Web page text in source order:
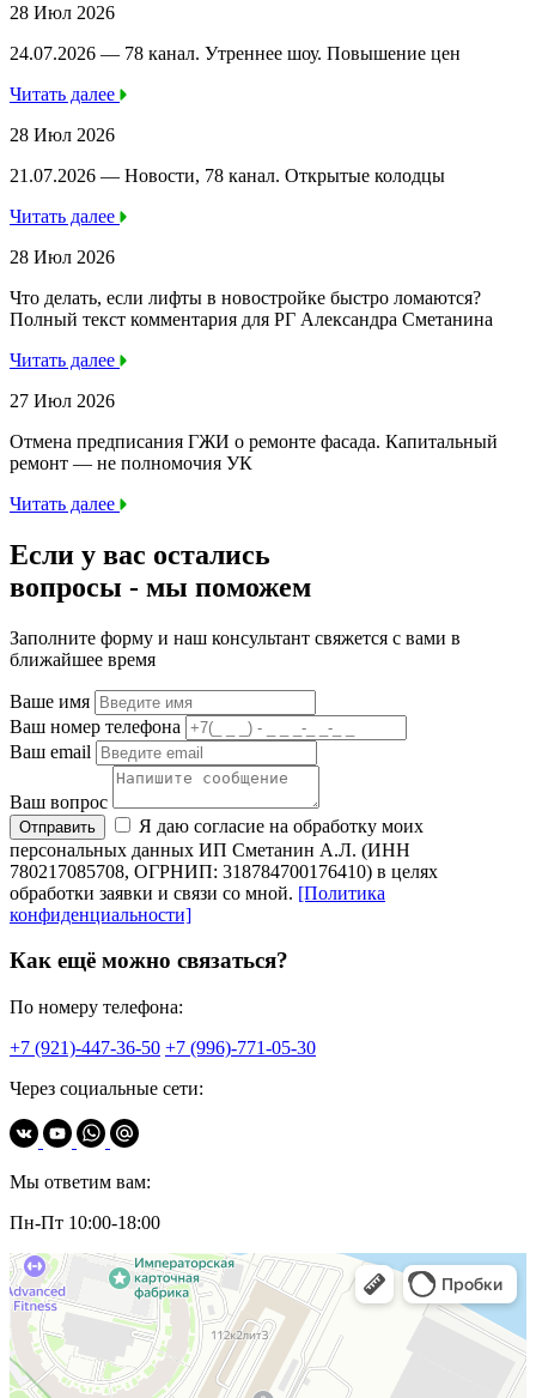
28 Июл 2026
24.07.2026 — 78 канал. Утреннее шоу. Повышение цен
Читать далее
28 Июл 2026
21.07.2026 — Новости, 78 канал. Открытые колодцы
Читать далее
28 Июл 2026
Что делать, если лифты в новостройке быстро ломаются?
Полный текст комментария для РГ Александра Сметанина
Читать далее
27 Июл 2026
Отмена предписания ГЖИ о ремонте фасада. Капитальный
ремонт — не полномочия УК
Читать далее
Если у вас остались
вопросы - мы поможем
Заполните форму и наш консультант свяжется с вами в
ближайшее время
Ваше имя
Ваш номер телефона
Ваш email
Ваш вопрос
Отправить
Я даю согласие на обработку моих
персональных данных ИП Сметанин А.Л. (ИНН
780217085708, ОГРНИП: 318784700176410) в целях
обработки заявки и связи со мной. [Политика
конфиденциальности]
Как ещё можно связаться?
По номеру телефона:
+7 (921)-447-36-50 +7 (996)-771-05-30
Через социальные сети:
Мы ответим вам:
Пн-Пт 10:00-18:00